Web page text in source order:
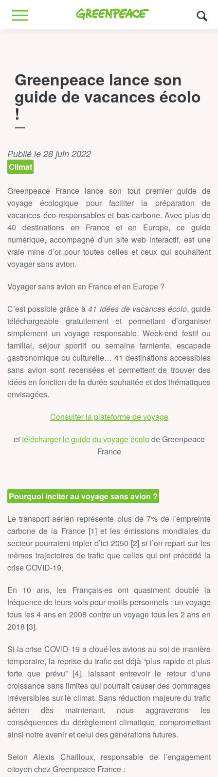
Greenpeace
MENU
Greenpeace lance son
guide de vacances écolo
!
Publié le 28 juin 2022
Climat
Greenpeace France lance son tout premier guide de
voyage écologique pour faciliter la préparation de
vacances éco-responsables et bas-carbone. Avec plus de
40 destinations en France et en Europe, ce guide
numérique, accompagné d’un site web interactif, est une
vraie mine d’or pour toutes celles et ceux qui souhaitent
voyager sans avion.
Voyager sans avion en France et en Europe ?
C’est possible grâce à41 idées de vacances écolo, guide
téléchargeable gratuitement et permettant d’organiser
simplement un voyage responsable. Week-end festif ou
familial, séjour sportif ou semaine farniente, escapade
gastronomique ou culturelle… 41 destinations accessibles
sans avion sont recensées et permettent de trouver des
idées en fonction de la durée souhaitée et des thématiques
envisagées.
Consulter la plateforme de voyage
ettélécharger le guide du voyage écolode Greenpeace
France
Pourquoi inciter au voyage sans avion ?
Le transport aérien représente plus de 7% de l’empreinte
carbone de la France [1] et les émissions mondiales du
secteur pourraient tripler d’ici 2050 [2] si l’on repart sur les
mêmes trajectoires de trafic que celles qui ont précédé la
crise COVID-19.
En 10 ans, les Français·es ont quasiment doublé la
fréquence de leurs vols pour motifs personnels : un voyage
tous les 4 ans en 2008 contre un voyage tous les 2 ans en
2018 [3].
Si la crise COVID-19 a cloué les avions au sol de manière
temporaire, la reprise du trafic est déjà “plus rapide et plus
forte que prévu” [4], laissant entrevoir le retour d’une
croissance sans limites qui pourrait causer des dommages
irréversibles sur le climat. Sans réduction majeure du trafic
aérien dès maintenant, nous aggraverons les
conséquences du dérèglement climatique, compromettant
ainsi notre avenir et celui des générations futures.
Selon Alexis Chailloux, responsable de l’engagement
citoyen chez Greenpeace France :